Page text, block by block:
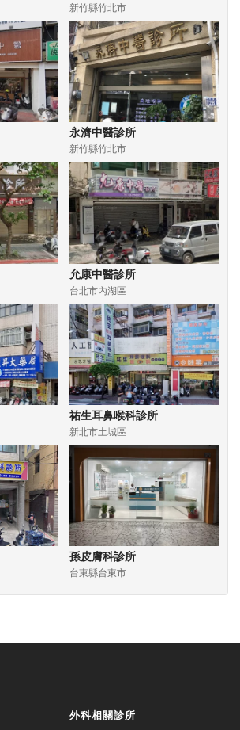
新竹縣竹北市
永濟中醫診所
新竹縣竹北市
允康中醫診所
台北市內湖區
祐生耳鼻喉科診所
新北市土城區
孫皮膚科診所
台東縣台東市
外科相關診所